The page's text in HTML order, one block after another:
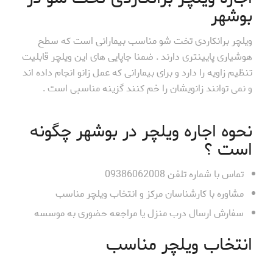
بوشهر
ویلچر برانکاردی تخت شو مناسب بیمارانی است که سطح
هوشیاری پایینتری دارند . ضمنا جاپایی های این ویلچر قابلیت
تنظیم زاویه را دارد و برای بیمارانی که عمل زانو انجام داده اند
و نمی توانند زانویشان را خم کنند گزینه مناسبی است .
نحوه اجاره ویلچر در بوشهر چگونه
است ؟
تماس با شماره تلفن 09386062008
مشاوره با کارشناسان مرکز و انتخاب ویلچر مناسب
سفارش ارسال درب منزل یا مراجعه حضوری به موسسه
انتخاب ویلچر مناسب